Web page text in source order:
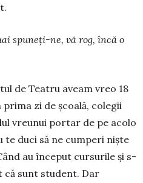
spuneţi-ne, vă rog, încă o
de Teatru aveam vreo 18
prima zi de școală, colegii
vreunui portar de pe acolo
te duci să ne cumperi niște
au început cursurile și s-
că sunt student. Dar